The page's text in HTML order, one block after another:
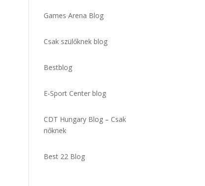
Games Arena Blog
Csak szülőknek blog
Bestblog
E-Sport Center blog
CDT Hungary Blog – Csak
nőknek
Best 22 Blog